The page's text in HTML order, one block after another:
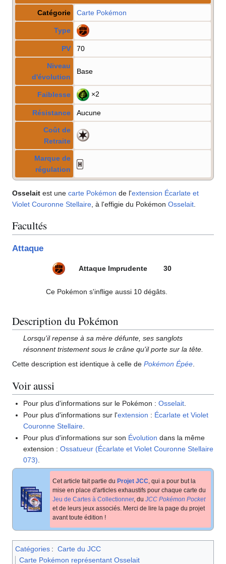
Catégorie Carte Pokémon
Type
PV 70
Niveau
d'évolution
Base
Faiblesse ×2
Résistance Aucune
Coût de
Retraite
Marque de
régulation
Osselait est une carte Pokémon de l'extension Écarlate et
Violet Couronne Stellaire , à l'effigie du Pokémon Osselait
Facultés
Attaque
Attaque Imprudente 30
Ce Pokémon s'inflige aussi 10 dégâts.
Description du Pokémon
Lorsqu'il repense à sa mère défunte, ses sanglots
résonnent tristement sous le crâne qu'il porte sur la tête.
Cette description est identique à celle de Pokémon Épée.
Voir aussi
Pour plus d'informations sur le Pokémon :Osselait
Pour plus d'informations sur l'extension : Écarlate et Violet
Couronne Stellaire
Pour plus d'informations sur son Évolution dans la même
extension :Ossatueur (Écarlate et Violet Couronne Stellaire
073).
Cet article fait partie du Projet JCC, qui a pour but la
mise en place d'articles exhaustifs pour chaque carte du
Jeu de Cartes à Collectionner, du JCC Pokémon Pocket
et de leurs jeux associés. Merci de lire la page du projet
avant toute édition !
Catégories : Carte du JCC
Carte Pokémon représentant Osselait